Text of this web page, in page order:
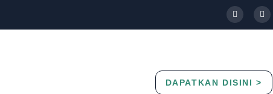
DAPATKAN DISINI >